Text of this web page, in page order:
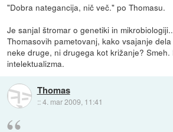
"Dobra nategancija, nič več." po Thomasu.
Je sanjal štromar o genetiki in
Thomasovih pametovanj, kako vsajanje
neke druge, ni drugega kot križanje? Smeh.
intelektualizma.
Thomas
::4. mar 2009, 11:41